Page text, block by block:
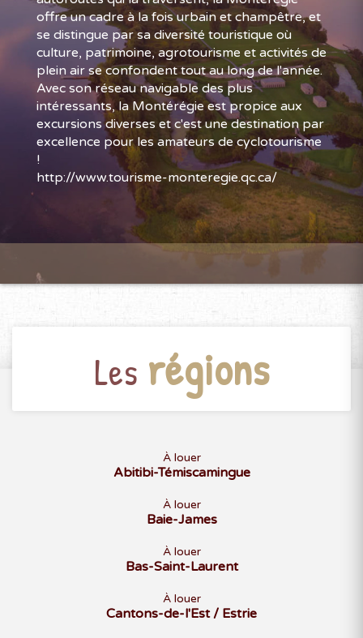
offre un cadre à la fois urbain et champêtre, et
se distingue par sa diversité touristique où
culture, patrimoine, agrotourisme et activités de
plein air se confondent tout au long de l'année.
Avec son réseau navigable des plus
intéressants, la Montérégie est propice aux
excursions diverses et c'est une destination par
excellence pour les amateurs de cyclotourisme
!
http://www.tourisme-monteregie.qc.ca/
Les régions
À louer
Abitibi-Témiscamingue
À louer
Baie-James
À louer
Bas-Saint-Laurent
À louer
Cantons-de-l'Est / Estrie